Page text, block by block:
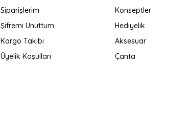
Siparişlerim
Şifremi Unuttum
Kargo Takibi
Üyelik Koşulları
Konseptler
Hediyelik
Aksesuar
Çanta